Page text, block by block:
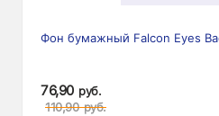
Фон бумажный Falcon Eyes
76,90 руб.
110,90 руб.